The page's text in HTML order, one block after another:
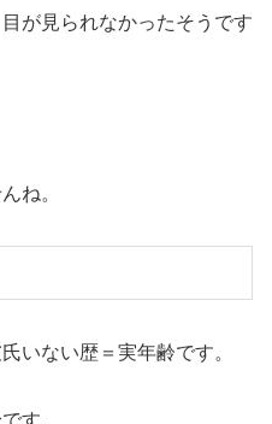
が見られなかったそうです
ね。
いない歴＝実年齢です。